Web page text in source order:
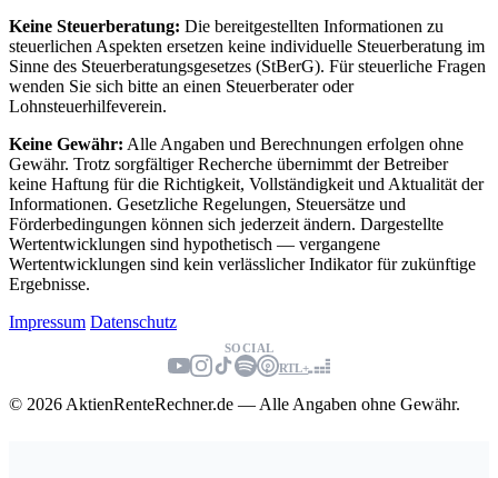
Keine Steuerberatung: Die bereitgestellten Informationen zu
steuerlichen Aspekten ersetzen keine individuelle Steuerberatung im
Sinne des Steuerberatungsgesetzes (StBerG). Für steuerliche Fragen
wenden Sie sich bitte an einen Steuerberater oder
Lohnsteuerhilfeverein.
Keine Gewähr: Alle Angaben und Berechnungen erfolgen ohne
Gewähr. Trotz sorgfältiger Recherche übernimmt der Betreiber
keine Haftung für die Richtigkeit, Vollständigkeit und Aktualität der
Informationen. Gesetzliche Regelungen, Steuersätze und
Förderbedingungen können sich jederzeit ändern. Dargestellte
Wertentwicklungen sind hypothetisch — vergangene
Wertentwicklungen sind kein verlässlicher Indikator für zukünftige
Ergebnisse.
Impressum Datenschutz
SOCIAL
RTL+
© 2026 AktienRenteRechner.de — Alle Angaben ohne Gewähr.